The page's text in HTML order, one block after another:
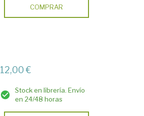
COMPRAR
12,00 €
Stock en librería. Envío
en 24/48 horas